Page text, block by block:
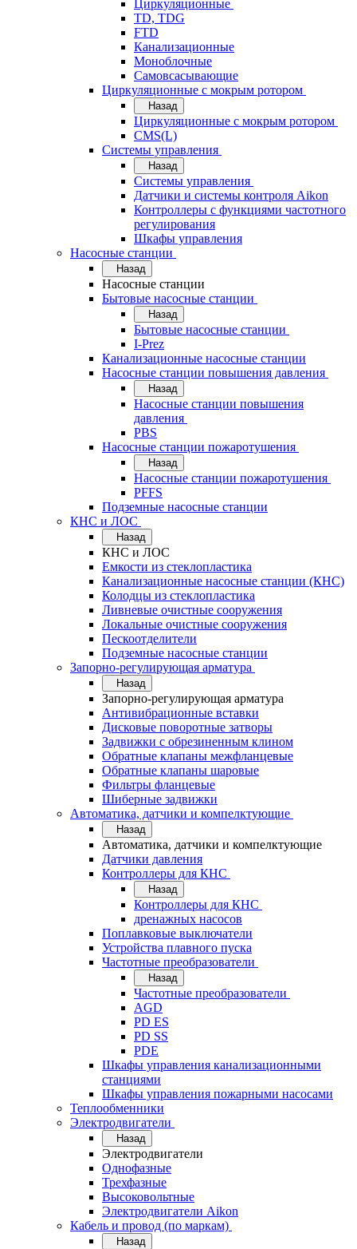
Циркуляционные
TD, TDG
FTD
Канализационные
Моноблочные
Самовсасывающие
Циркуляционные с мокрым ротором
Назад
Циркуляционные с мокрым ротором
CMS(L)
Системы управления
Назад
Системы управления
Датчики и системы контроля Aikon
Контроллеры с функциями частотного
регулирования
Шкафы управления
Насосные станции
Назад
Насосные станции
Бытовые насосные станции
Назад
Бытовые насосные станции
I-Prez
Канализационные насосные станции
Насосные станции повышения давления
Назад
Насосные станции повышения
давления
PBS
Насосные станции пожаротушения
Назад
Насосные станции пожаротушения
PFFS
Подземные насосные станции
КНС и ЛОС
Назад
КНС и ЛОС
Емкости из стеклопластика
Канализационные насосные станции (КНС)
Колодцы из стеклопластика
Ливневые очистные сооружения
Локальные очистные сооружения
Пескоотделители
Подземные насосные станции
Запорно-регулирующая арматура
Назад
Запорно-регулирующая арматура
Антивибрационные вставки
Дисковые поворотные затворы
Задвижки с обрезиненным клином
Обратные клапаны межфланцевые
Обратные клапаны шаровые
Фильтры фланцевые
Шиберные задвижки
Автоматика, датчики и компелктующие
Назад
Автоматика, датчики и компелктующие
Датчики давления
Контроллеры для КНС
Назад
Контроллеры для КНС
дренажных насосов
Поплавковые выключатели
Устройства плавного пуска
Частотные преобразователи
Назад
Частотные преобразователи
AGD
PD ES
PD SS
PDE
Шкафы управления канализационными
станциями
Шкафы управления пожарными насосами
Теплообменники
Электродвигатели
Назад
Электродвигатели
Однофазные
Трехфазные
Высоковольтные
Электродвигатели Aikon
Кабель и провод (по маркам)
Назад